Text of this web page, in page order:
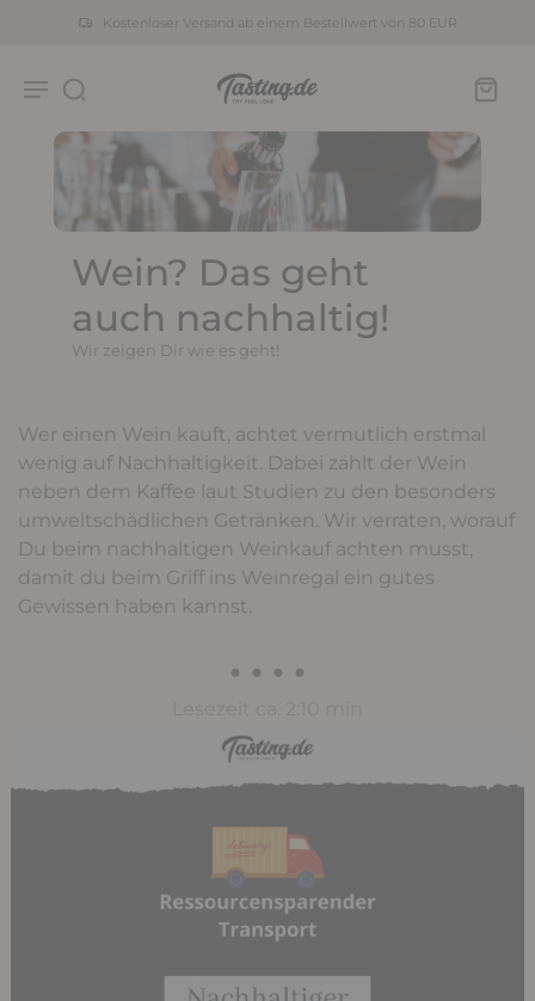
Kostenloser Versand ab einem Bestellwert von 80 EUR
Wein? Das geht
auch nachhaltig!
Wir zeigen Dir wie es geht!
Wer einen Wein kauft, achtet vermutlich erstmal
wenig auf Nachhaltigkeit. Dabei zählt der Wein
neben dem Kaffee laut Studien zu den besonders
umweltschädlichen Getränken. Wir verraten, worauf
Du beim nachhaltigen Weinkauf achten musst,
damit du beim Griff ins Weinregal ein gutes
Gewissen haben kannst.
• • • •